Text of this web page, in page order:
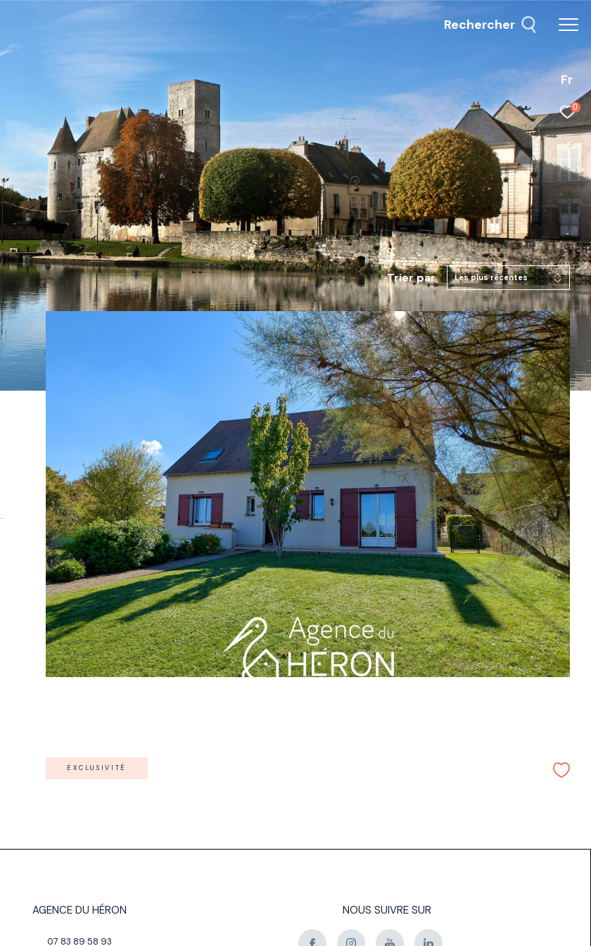
Fr
0
Rechercher
Trier par Les plus récentes
EXCLUSIVITÉ
AGENCE DU HÉRON
07 83 89 58 93
NOUS SUIVRE SUR